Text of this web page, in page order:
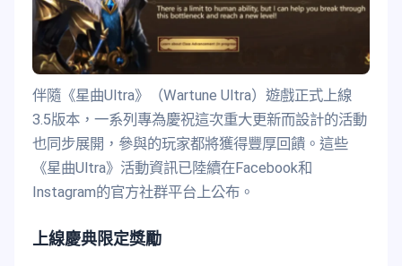
伴隨《星曲Ultra》（Wartune Ultra）遊戲正式上線
3.5版本，一系列專為慶祝這次重大更新而設計的活動
也同步展開，參與的玩家都將獲得豐厚回饋。這些
《星曲Ultra》活動資訊已陸續在Facebook和
Instagram的官方社群平台上公布。
上線慶典限定獎勵